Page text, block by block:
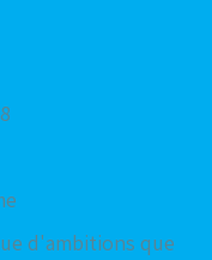
d'ambitions que